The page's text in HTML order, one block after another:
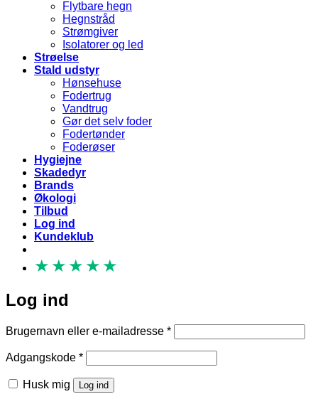
Flytbare hegn
Hegnstråd
Strømgiver
Isolatorer og led
Strøelse
Stald udstyr
Hønsehuse
Fodertrug
Vandtrug
Gør det selv foder
Fodertønder
Foderøser
Hygiejne
Skadedyr
Brands
Økologi
Tilbud
Log ind
Kundeklub
★ ★ ★ ★ ★
Log ind
Brugernavn eller e-mailadresse *Påkrævet
Adgangskode *Påkrævet
Husk mig Log ind